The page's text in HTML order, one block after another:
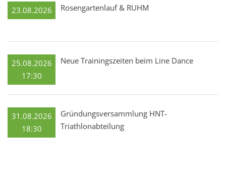
23.08.2026 Rosengartenlauf & RUHM
25.08.2026
17:30
Neue Trainingszeiten beim Line Dance
31.08.2026
18:30
Gründungsversammlung HNT-
Triathlonabteilung